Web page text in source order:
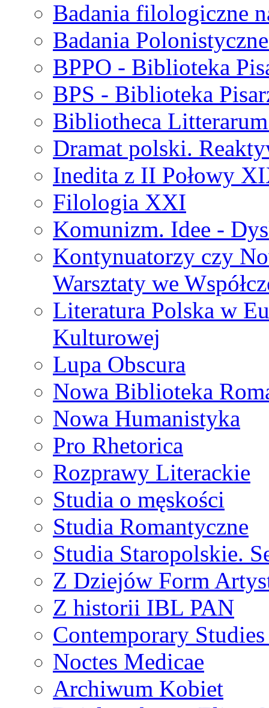
Badania filologiczne
Badania
BPPO - Biblioteka
BPS - Biblioteka
Bibliotheca
Dramat polski.
Inedita z II Połowy
Filologia XXI
Komunizm. Idee -
Kontynuatorzy czy
Warsztaty we
Literatura Polska w
Kulturowej
Lupa Obscura
Nowa Biblioteka
Nowa Humanistyka
Pro Rhetorica
Rozprawy Literackie
Studia o męskości
Studia Romantyczne
Studia Staropolskie.
Z Dziejów Form
Z historii IBL PAN
Contemporary
Noctes Medicae
Archiwum Kobiet